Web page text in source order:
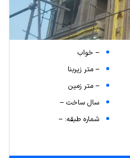
-- خواب
-- متر زیربنا
-- متر زمین
سال ساخت --
شماره طبقه: --